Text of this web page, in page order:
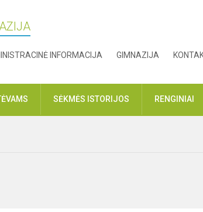
INFORMACIJA GIMNAZIJA
SĖKMĖS ISTORIJOS RENGINIAI